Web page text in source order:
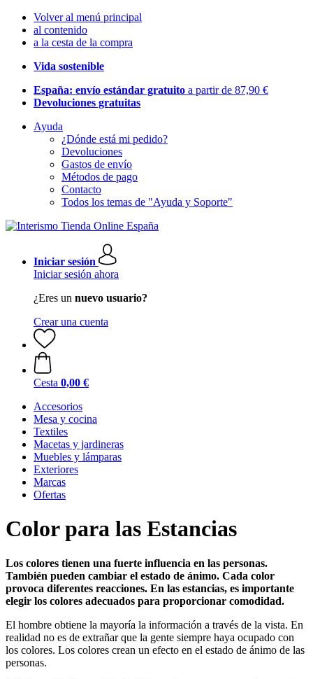
Volver al menú principal
al contenido
a la cesta de la compra
Vida sostenible
España: envío estándar gratuito a partir de 87,90 €
Devoluciones gratuitas
Ayuda
¿Dónde está mi pedido?
Devoluciones
Gastos de envío
Métodos de pago
Contacto
Todos los temas de "Ayuda y Soporte"
Iniciar sesión
Iniciar sesión ahora
¿Eres un nuevo usuario?
Crear una cuenta
Cesta 0,00 €
Accesorios
Mesa y cocina
Textiles
Macetas y jardineras
Muebles y lámparas
Exteriores
Marcas
Ofertas
Color para las Estancias
Los colores tienen una fuerte influencia en las personas.
También pueden cambiar el estado de ánimo. Cada color
provoca diferentes reacciones. En las estancias, es importante
elegir los colores adecuados para proporcionar comodidad.
El hombre obtiene la mayoría la información a través de la vista. En
realidad no es de extrañar que la gente siempre haya ocupado con
los colores. Los colores crean un efecto en el estado de ánimo de las
personas.